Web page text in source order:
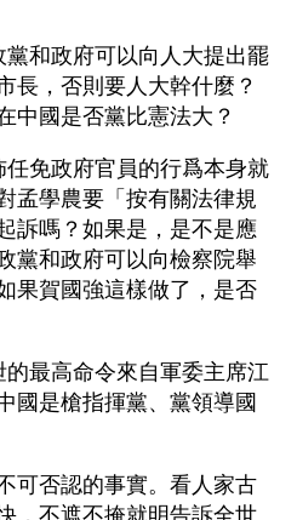
和政府可以向人大提出罷
長，否則要人大幹什麼？
中國是否黨比憲法大？
免政府官員的行爲本身就
孟學農要「按有關法律規
訴嗎？如果是，是不是應
黨和政府可以向檢察院舉
果賀國強這樣做了，是否
最高命令來自軍委主席江
國是槍指揮黨、黨領導國
可否認的事實。看人家古
，不遮不掩就明告訴全世